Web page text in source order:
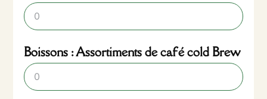
Boissons : Assortiments de café cold Brew